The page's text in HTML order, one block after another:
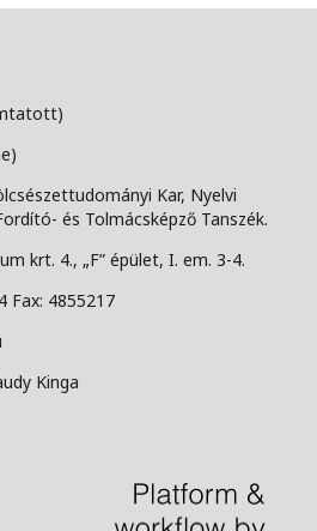
Kar, Nyelvi
és Tolmácsképző Tanszék.
krt. 4., „F” épület, I. em. 3-4.
Fax: 4855217
Kinga